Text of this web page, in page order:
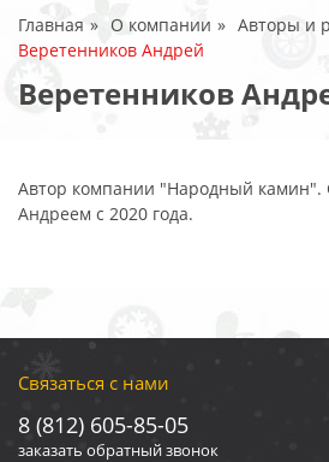
Главная О компании
Авторы и
Веретенников Андрей
Веретенников
Автор компании "Народный камин".
Андреем с 2020 года.
Связаться с нами
8 (812) 605-85-05
заказать обратный звонок